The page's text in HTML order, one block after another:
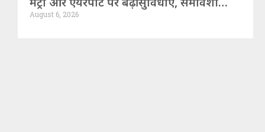
भारत की ओर बड़ा कदम
August 6, 2026